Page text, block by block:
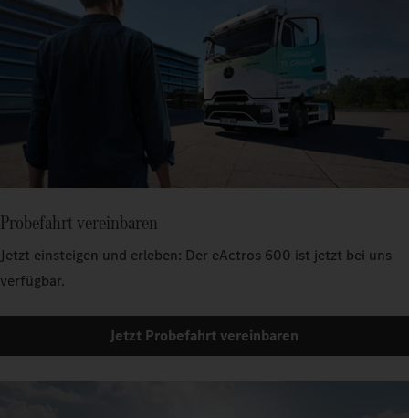
Probefahrt vereinbaren
Jetzt einsteigen und erleben: Der eActros 600 ist jetzt bei uns
verfügbar.
Jetzt Probefahrt vereinbaren